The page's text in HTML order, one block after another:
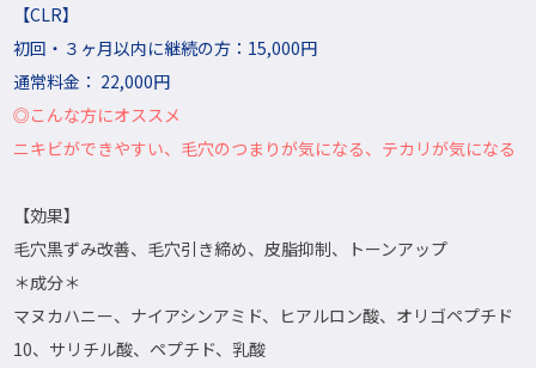
【CLR】
初回・３ヶ月以内に継続の方：15,000円
通常料金： 22,000円
◎こんな方にオススメ
ニキビができやすい、毛穴のつまりが気になる、テカリが気になる
【効果】
毛穴黒ずみ改善、毛穴引き締め、皮脂抑制、トーンアップ
＊成分＊
マヌカハニー、ナイアシンアミド、ヒアルロン酸、オリゴペプチド
10、サリチル酸、ペプチド、乳酸